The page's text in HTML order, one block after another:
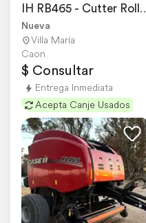
IH RB465 - Cutter Rollo
1.20
Nueva
Villa María
Caon
$ Consultar
Entrega Inmediata
Acepta Canje Usados